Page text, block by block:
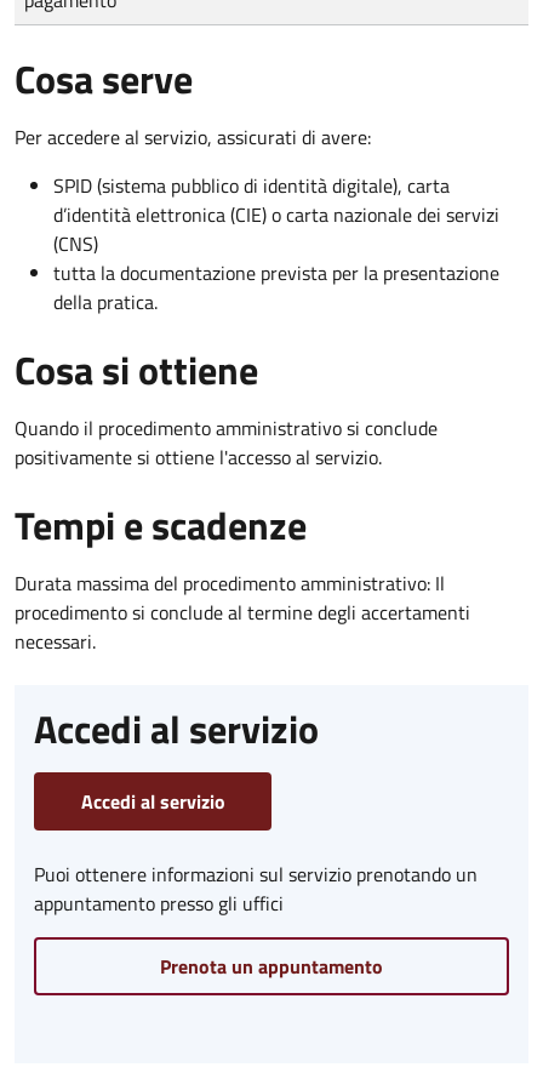
Cosa serve
Per accedere al servizio, assicurati di avere:
SPID (sistema pubblico di identità digitale), carta
d’identità elettronica (CIE) o carta nazionale dei servizi
(CNS)
tutta la documentazione prevista per la presentazione
della pratica.
Cosa si ottiene
Quando il procedimento amministrativo si conclude
positivamente si ottiene l'accesso al servizio.
Tempi e scadenze
Durata massima del procedimento amministrativo: Il
procedimento si conclude al termine degli accertamenti
necessari.
Accedi al servizio
Accedi al servizio
Puoi ottenere informazioni sul servizio prenotando un
appuntamento presso gli uffici
Prenota un appuntamento